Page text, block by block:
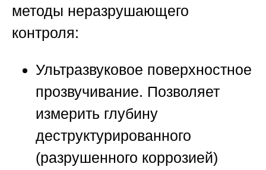
методы неразрушающего
контроля:
Ультразвуковое поверхностное
прозвучивание. Позволяет
измерить глубину
деструктурированного
(разрушенного коррозией)